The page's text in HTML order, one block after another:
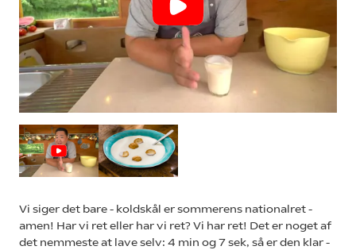
Vi siger det bare - koldskål er sommerens nationalret -
amen! Har vi ret eller har vi ret? Vi har ret! Det er noget af
det nemmeste at lave selv: 4 min og 7 sek, så er den klar -